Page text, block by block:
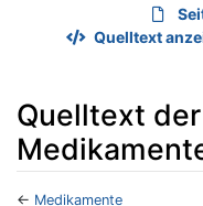
Quelltext
Quelltext
← Medikamente